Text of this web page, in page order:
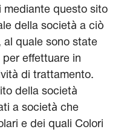
mediante questo sito
della società a ciò
quale sono state
effettuare in
di trattamento.
della società
a società che
e dei quali Colori